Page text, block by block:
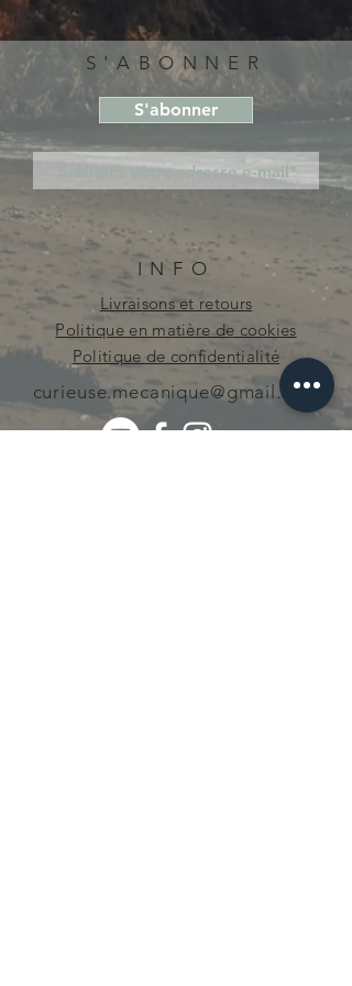
S'ABONNER
S'abonner
INFO
Livraisons et retours
Politique en matière de cookies
Politique de confidentialité
curieuse.mecanique@gmail.com